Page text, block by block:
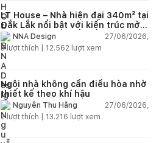
LT House – Nhà hiện đại 340m² tại
Đắk Lắk nổi bật với kiến trúc mở
và hệ sân vườn kết nối thiên
nhiên
NNA Design
27/06/2026,
3lượt thích | 12.562 lượt xem
Ngôi nhà không cần điều hòa nhờ
thiết kế theo khí hậu
Nguyễn Thu Hằng
27/06/2026,
2lượt thích | 13.216 lượt xem